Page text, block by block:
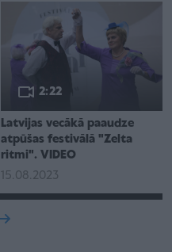
2:22
Latvijas vecākā paaudze
atpūšas festivālā "Zelta
ritmi". VIDEO
15.08.2023